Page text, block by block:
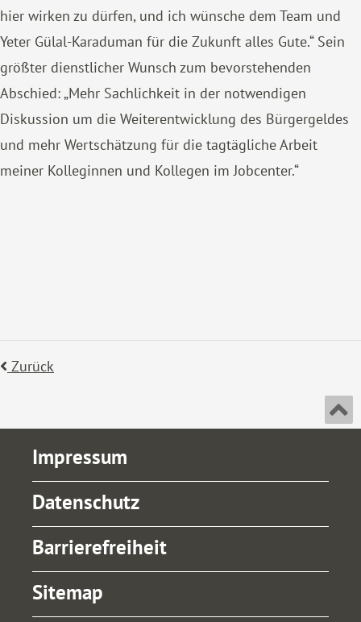
hier wirken zu dürfen, und ich wünsche dem Team und
Yeter Gülal-Karaduman für die Zukunft alles Gute.“ Sein
größter dienstlicher Wunsch zum bevorstehenden
Abschied: „Mehr Sachlichkeit in der notwendigen
Diskussion um die Weiterentwicklung des Bürgergeldes
und mehr Wertschätzung für die tagtägliche Arbeit
meiner Kolleginnen und Kollegen im Jobcenter.“
Zurück
Impressum
Datenschutz
Barrierefreiheit
Sitemap